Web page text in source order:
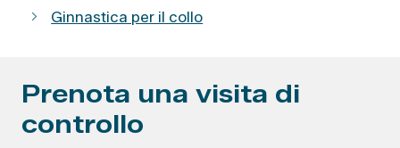
e
r
i
e
Ginnastica per il collo
Prenota una visita di
controllo